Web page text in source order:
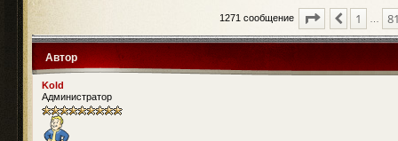
1271 сообщение Страница85
Пред.
1
Автор
Kold
Администратор